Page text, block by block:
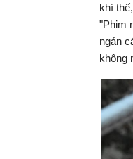
khí
"Phim
ngán
không